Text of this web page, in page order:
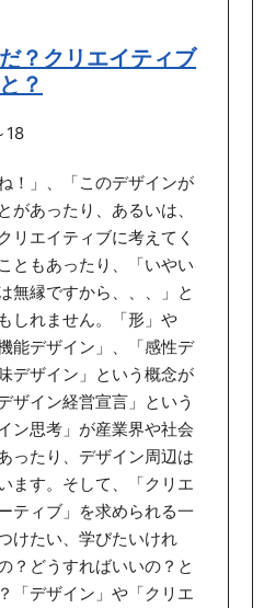
？クリエイティブ
？
18
！」、「このデザインが
があったり、あるいは、
リエイティブに考えてく
ともあったり、「いやい
無縁ですから、、、」と
しれません。「形」や
能デザイン」、「感性デ
デザイン」という概念が
ザイン経営宣言」という
ン思考」が産業界や社会
ったり、デザイン周辺は
ます。そして、「クリエ
ティブ」を求められる一
けたい、学びたいけれ
？どうすればいいの？と
「デザイン」や「クリエ